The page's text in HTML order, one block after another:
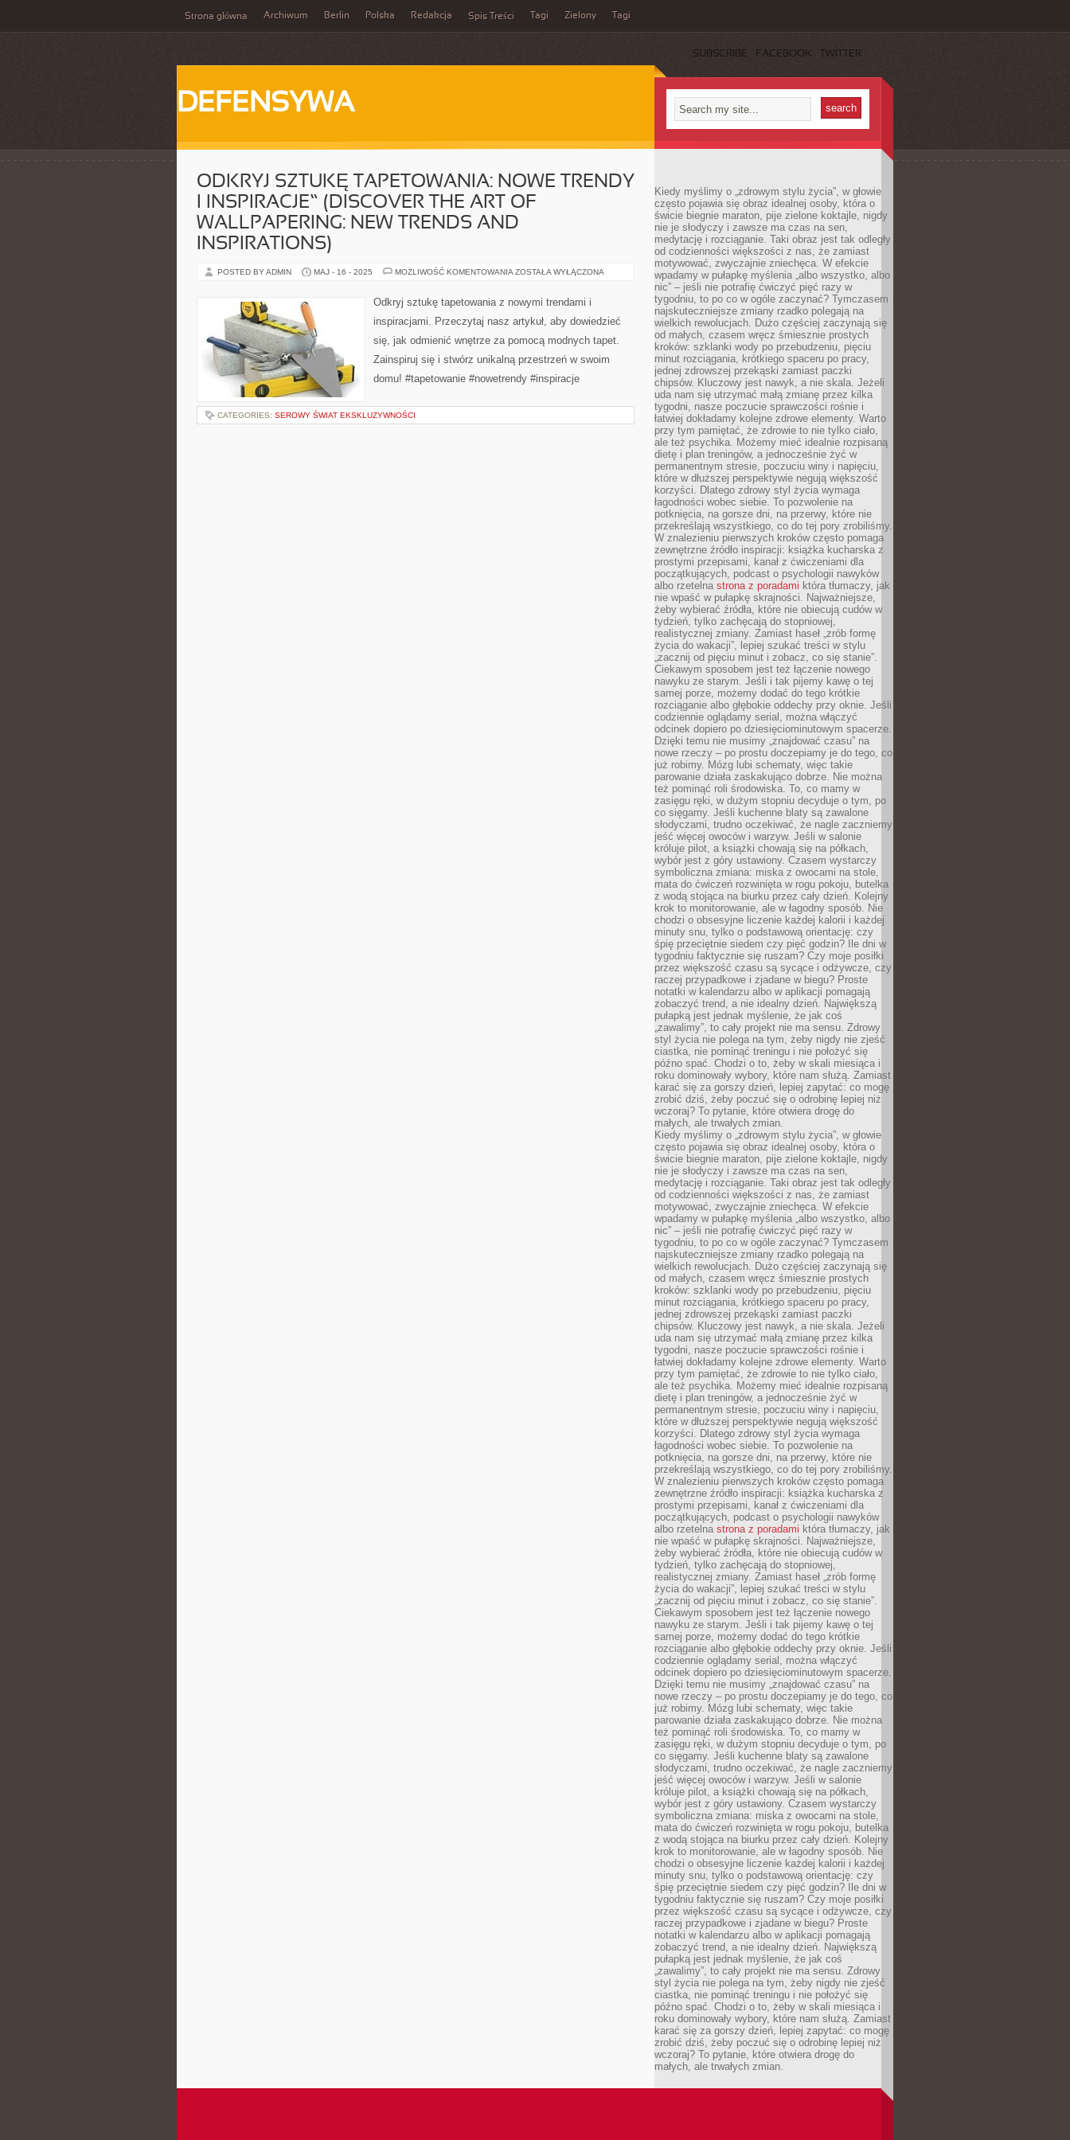
Strona główna Archiwum Berlin Polska Redakcja Spis Treści Tagi Zielony Tagi
SUBSCRIBE FACEBOOK TWITTER
DEFENSYWA
ODKRYJ SZTUKĘ TAPETOWANIA: NOWE TRENDY
I INSPIRACJE” (DISCOVER THE ART OF
WALLPAPERING: NEW TRENDS AND
INSPIRATIONS)
POSTED BY ADMIN MAJ - 16 - 2025 MOŻLIWOŚĆ KOMENTOWANIA ODKRYJ
TRENDY
INSPIRACJE”
THE
OF
WALLPAPERING:
NEW
TRENDS
ZOSTAŁA WYŁĄCZONA
Odkryj sztukę tapetowania z nowymi trendami i
inspiracjami. Przeczytaj nasz artykuł, aby dowiedzieć
się, jak odmienić wnętrze za pomocą modnych tapet.
Zainspiruj się i stwórz unikalną przestrzeń w swoim
domu! #tapetowanie #nowetrendy #inspiracje
CATEGORIES: SEROWY ŚWIAT EKSKLUZYWNOŚCI
Kiedy myślimy o „zdrowym stylu życia”, w głowie
często pojawia się obraz idealnej osoby, która o
świcie biegnie maraton, pije zielone koktajle, nigdy
nie je słodyczy i zawsze ma czas na sen,
medytację i rozciąganie. Taki obraz jest tak odległy
od codzienności większości z nas, że zamiast
motywować, zwyczajnie zniechęca. W efekcie
wpadamy w pułapkę myślenia „albo wszystko, albo
nic” – jeśli nie potrafię ćwiczyć pięć razy w
tygodniu, to po co w ogóle zaczynać? Tymczasem
najskuteczniejsze zmiany rzadko polegają na
wielkich rewolucjach. Dużo częściej zaczynają się
od małych, czasem wręcz śmiesznie prostych
kroków: szklanki wody po przebudzeniu, pięciu
minut rozciągania, krótkiego spaceru po pracy,
jednej zdrowszej przekąski zamiast paczki
chipsów. Kluczowy jest nawyk, a nie skala. Jeżeli
uda nam się utrzymać małą zmianę przez kilka
tygodni, nasze poczucie sprawczości rośnie i
łatwiej dokładamy kolejne zdrowe elementy. Warto
przy tym pamiętać, że zdrowie to nie tylko ciało,
ale też psychika. Możemy mieć idealnie rozpisaną
dietę i plan treningów, a jednocześnie żyć w
permanentnym stresie, poczuciu winy i napięciu,
które w dłuższej perspektywie negują większość
korzyści. Dlatego zdrowy styl życia wymaga
łagodności wobec siebie. To pozwolenie na
potknięcia, na gorsze dni, na przerwy, które nie
przekreślają wszystkiego, co do tej pory zrobiliśmy.
W znalezieniu pierwszych kroków często pomaga
zewnętrzne źródło inspiracji: książka kucharska z
prostymi przepisami, kanał z ćwiczeniami dla
początkujących, podcast o psychologii nawyków
albo rzetelna strona z poradami która tłumaczy, jak
nie wpaść w pułapkę skrajności. Najważniejsze,
żeby wybierać źródła, które nie obiecują cudów w
tydzień, tylko zachęcają do stopniowej,
realistycznej zmiany. Zamiast haseł „zrób formę
życia do wakacji”, lepiej szukać treści w stylu
„zacznij od pięciu minut i zobacz, co się stanie”.
Ciekawym sposobem jest też łączenie nowego
nawyku ze starym. Jeśli i tak pijemy kawę o tej
samej porze, możemy dodać do tego krótkie
rozciąganie albo głębokie oddechy przy oknie. Jeśli
codziennie oglądamy serial, można włączyć
odcinek dopiero po dziesięciominutowym spacerze.
Dzięki temu nie musimy „znajdować czasu” na
nowe rzeczy – po prostu doczepiamy je do tego, co
już robimy. Mózg lubi schematy, więc takie
parowanie działa zaskakująco dobrze. Nie można
też pominąć roli środowiska. To, co mamy w
zasięgu ręki, w dużym stopniu decyduje o tym, po
co sięgamy. Jeśli kuchenne blaty są zawalone
słodyczami, trudno oczekiwać, że nagle zaczniemy
jeść więcej owoców i warzyw. Jeśli w salonie
króluje pilot, a książki chowają się na półkach,
wybór jest z góry ustawiony. Czasem wystarczy
symboliczna zmiana: miska z owocami na stole,
mata do ćwiczeń rozwinięta w rogu pokoju, butelka
z wodą stojąca na biurku przez cały dzień. Kolejny
krok to monitorowanie, ale w łagodny sposób. Nie
chodzi o obsesyjne liczenie każdej kalorii i każdej
minuty snu, tylko o podstawową orientację: czy
śpię przeciętnie siedem czy pięć godzin? Ile dni w
tygodniu faktycznie się ruszam? Czy moje posiłki
przez większość czasu są sycące i odżywcze, czy
raczej przypadkowe i zjadane w biegu? Proste
notatki w kalendarzu albo w aplikacji pomagają
zobaczyć trend, a nie idealny dzień. Największą
pułapką jest jednak myślenie, że jak coś
„zawalimy”, to cały projekt nie ma sensu. Zdrowy
styl życia nie polega na tym, żeby nigdy nie zjeść
ciastka, nie pominąć treningu i nie położyć się
późno spać. Chodzi o to, żeby w skali miesiąca i
roku dominowały wybory, które nam służą. Zamiast
karać się za gorszy dzień, lepiej zapytać: co mogę
zrobić dziś, żeby poczuć się o odrobinę lepiej niż
wczoraj? To pytanie, które otwiera drogę do
małych, ale trwałych zmian.
Kiedy myślimy o „zdrowym stylu życia”, w głowie
często pojawia się obraz idealnej osoby, która o
świcie biegnie maraton, pije zielone koktajle, nigdy
nie je słodyczy i zawsze ma czas na sen,
medytację i rozciąganie. Taki obraz jest tak odległy
od codzienności większości z nas, że zamiast
motywować, zwyczajnie zniechęca. W efekcie
wpadamy w pułapkę myślenia „albo wszystko, albo
nic” – jeśli nie potrafię ćwiczyć pięć razy w
tygodniu, to po co w ogóle zaczynać? Tymczasem
najskuteczniejsze zmiany rzadko polegają na
wielkich rewolucjach. Dużo częściej zaczynają się
od małych, czasem wręcz śmiesznie prostych
kroków: szklanki wody po przebudzeniu, pięciu
minut rozciągania, krótkiego spaceru po pracy,
jednej zdrowszej przekąski zamiast paczki
chipsów. Kluczowy jest nawyk, a nie skala. Jeżeli
uda nam się utrzymać małą zmianę przez kilka
tygodni, nasze poczucie sprawczości rośnie i
łatwiej dokładamy kolejne zdrowe elementy. Warto
przy tym pamiętać, że zdrowie to nie tylko ciało,
ale też psychika. Możemy mieć idealnie rozpisaną
dietę i plan treningów, a jednocześnie żyć w
permanentnym stresie, poczuciu winy i napięciu,
które w dłuższej perspektywie negują większość
korzyści. Dlatego zdrowy styl życia wymaga
łagodności wobec siebie. To pozwolenie na
potknięcia, na gorsze dni, na przerwy, które nie
przekreślają wszystkiego, co do tej pory zrobiliśmy.
W znalezieniu pierwszych kroków często pomaga
zewnętrzne źródło inspiracji: książka kucharska z
prostymi przepisami, kanał z ćwiczeniami dla
początkujących, podcast o psychologii nawyków
albo rzetelna strona z poradami która tłumaczy, jak
nie wpaść w pułapkę skrajności. Najważniejsze,
żeby wybierać źródła, które nie obiecują cudów w
tydzień, tylko zachęcają do stopniowej,
realistycznej zmiany. Zamiast haseł „zrób formę
życia do wakacji”, lepiej szukać treści w stylu
„zacznij od pięciu minut i zobacz, co się stanie”.
Ciekawym sposobem jest też łączenie nowego
nawyku ze starym. Jeśli i tak pijemy kawę o tej
samej porze, możemy dodać do tego krótkie
rozciąganie albo głębokie oddechy przy oknie. Jeśli
codziennie oglądamy serial, można włączyć
odcinek dopiero po dziesięciominutowym spacerze.
Dzięki temu nie musimy „znajdować czasu” na
nowe rzeczy – po prostu doczepiamy je do tego, co
już robimy. Mózg lubi schematy, więc takie
parowanie działa zaskakująco dobrze. Nie można
też pominąć roli środowiska. To, co mamy w
zasięgu ręki, w dużym stopniu decyduje o tym, po
co sięgamy. Jeśli kuchenne blaty są zawalone
słodyczami, trudno oczekiwać, że nagle zaczniemy
jeść więcej owoców i warzyw. Jeśli w salonie
króluje pilot, a książki chowają się na półkach,
wybór jest z góry ustawiony. Czasem wystarczy
symboliczna zmiana: miska z owocami na stole,
mata do ćwiczeń rozwinięta w rogu pokoju, butelka
z wodą stojąca na biurku przez cały dzień. Kolejny
krok to monitorowanie, ale w łagodny sposób. Nie
chodzi o obsesyjne liczenie każdej kalorii i każdej
minuty snu, tylko o podstawową orientację: czy
śpię przeciętnie siedem czy pięć godzin? Ile dni w
tygodniu faktycznie się ruszam? Czy moje posiłki
przez większość czasu są sycące i odżywcze, czy
raczej przypadkowe i zjadane w biegu? Proste
notatki w kalendarzu albo w aplikacji pomagają
zobaczyć trend, a nie idealny dzień. Największą
pułapką jest jednak myślenie, że jak coś
„zawalimy”, to cały projekt nie ma sensu. Zdrowy
styl życia nie polega na tym, żeby nigdy nie zjeść
ciastka, nie pominąć treningu i nie położyć się
późno spać. Chodzi o to, żeby w skali miesiąca i
roku dominowały wybory, które nam służą. Zamiast
karać się za gorszy dzień, lepiej zapytać: co mogę
zrobić dziś, żeby poczuć się o odrobinę lepiej niż
wczoraj? To pytanie, które otwiera drogę do
małych, ale trwałych zmian.